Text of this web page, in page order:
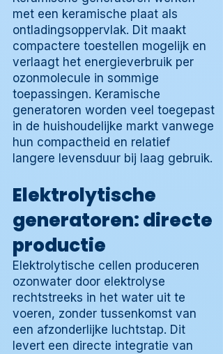
met een keramische plaat als
ontladingsoppervlak. Dit maakt
compactere toestellen mogelijk en
verlaagt het energieverbruik per
ozonmolecule in sommige
toepassingen. Keramische
generatoren worden veel toegepast
in de huishoudelijke markt vanwege
hun compactheid en relatief
langere levensduur bij laag gebruik.
Elektrolytische
generatoren: directe
productie
Elektrolytische cellen produceren
ozonwater door elektrolyse
rechtstreeks in het water uit te
voeren, zonder tussenkomst van
een afzonderlijke luchtstap. Dit
levert een directe integratie van